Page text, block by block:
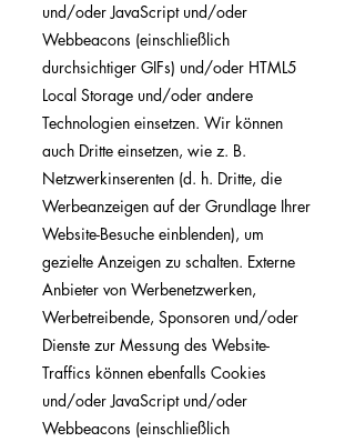
und/oder JavaScript und/oder
Webbeacons (einschließlich
durchsichtiger GIFs) und/oder HTML5
Local Storage und/oder andere
Technologien einsetzen. Wir können
auch Dritte einsetzen, wie z. B.
Netzwerkinserenten (d. h. Dritte, die
Werbeanzeigen auf der Grundlage Ihrer
Website-Besuche einblenden), um
gezielte Anzeigen zu schalten. Externe
Anbieter von Werbenetzwerken,
Werbetreibende, Sponsoren und/oder
Dienste zur Messung des Website-
Traffics können ebenfalls Cookies
und/oder JavaScript und/oder
Webbeacons (einschließlich